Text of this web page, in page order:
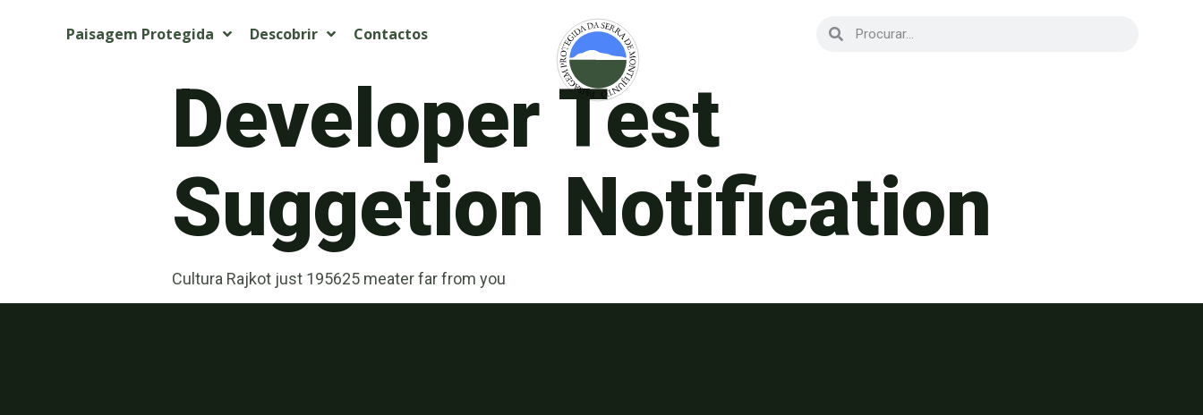
Paisagem Protegida Descobrir Contactos
Developer Test
Suggetion Notification
Cultura Rajkot just 195625 meater far from you